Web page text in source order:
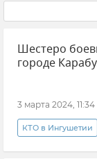
Шестеро
городе
3 марта 2024, 11:34
КТО в Ингушетии